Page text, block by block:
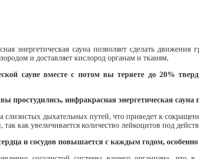
энергетическая сауна позволяет сделать
и доставляет кислород органам и тканям.
сауне вместе с потом вы теряете до 20%
простудились, инфракрасная энергетическая
слизистых дыхательных путей, что приведет к
как увеличивается количество лейкоцитов под
и сосудов повышается с каждым годом,